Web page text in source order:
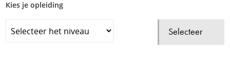
Kies je opleiding
Selecteer